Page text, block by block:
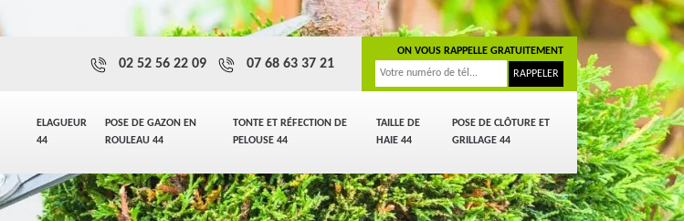
ELAGUEUR
44
POSE DE GAZON EN
ROULEAU 44
TONTE ET RÉFECTION DE
PELOUSE 44
TAILLE DE
HAIE 44
POSE DE CLÔTURE ET
GRILLAGE 44
02 52 56 22 09 07 68 63 37 21
ON VOUS RAPPELLE GRATUITEMENT